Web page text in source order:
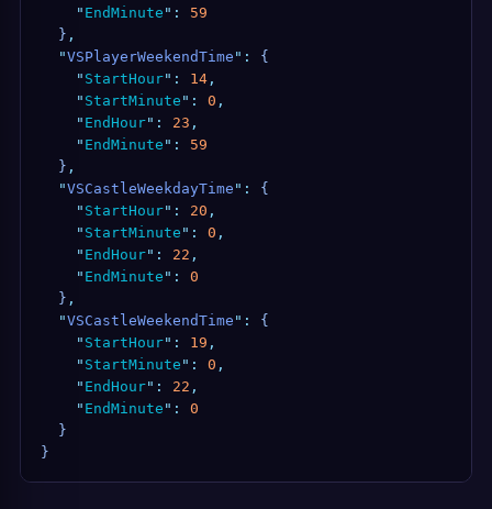
    "
EndMinute " :
59
  }
,
  "
VSPlayerWeekendTime " :
{
    "
StartHour" : 14 ,
    "
StartMinute " : 0 ,
    "
EndHour" : 23 ,
    "
EndMinute " :
59
  }
,
  "
VSCastleWeekdayTime " :
{
    "
StartHour" : 20 ,
    "
StartMinute " : 0 ,
    "
EndHour" : 22 ,
    "
EndMinute " :
0
  }
,
  "
VSCastleWeekendTime " :
{
    "
StartHour" : 19 ,
    "
StartMinute " : 0 ,
    "
EndHour" : 22 ,
    "
EndMinute " :
0
  }
}